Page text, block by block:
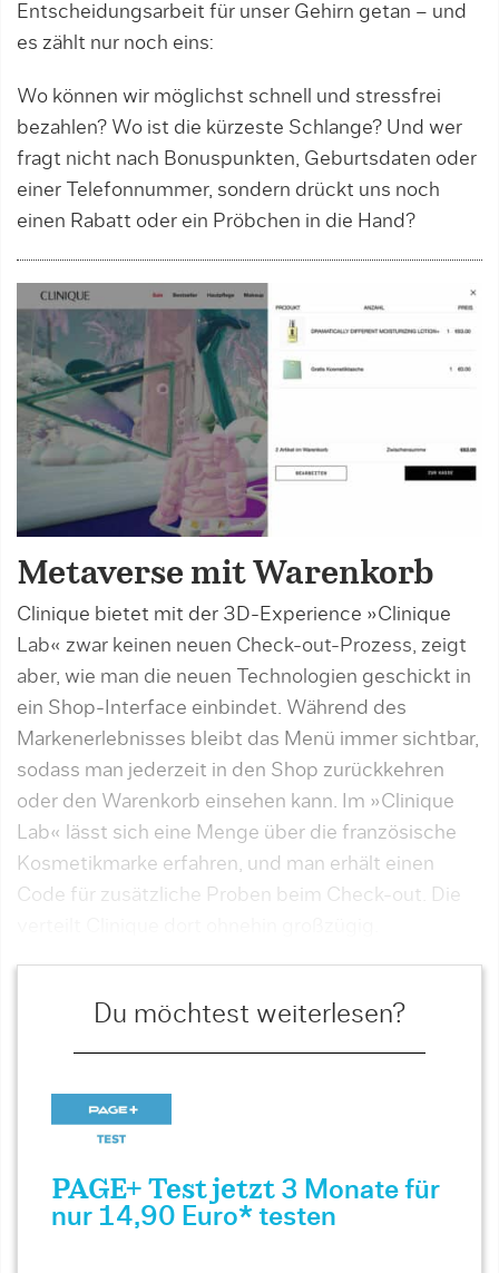
Entscheidungsarbeit für unser Gehirn getan – und
es zählt nur noch eins:
Wo können wir möglichst schnell und stressfrei
bezahlen? Wo ist die kürzeste Schlange? Und wer
fragt nicht nach Bonuspunkten, Geburtsdaten oder
einer Telefonnummer, sondern drückt uns noch
einen Rabatt oder ein Pröbchen in die Hand?
Metaverse mit Warenkorb
Clinique bietet mit der 3D-Experience »Clinique
Lab« zwar keinen neuen Check-out-Prozess, zeigt
aber, wie man die neuen Technologien geschickt in
ein Shop-Interface einbindet. Während des
Markenerlebnisses bleibt das Menü immer sichtbar,
sodass man jederzeit in den Shop zurückkehren
oder den Warenkorb einsehen kann. Im »Clinique
Lab« lässt sich eine Menge über die französische
Kosmetikmarke erfahren, und man erhält einen
Code für zusätzliche Proben beim Check-out. Die
Du möchtest weiterlesen?
PAGE+ Test jetzt 3 Monate für
nur 14,90 Euro* testen